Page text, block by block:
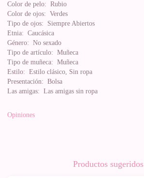
Color de pelo: Rubio
Color de ojos: Verdes
Tipo de ojos: Siempre Abiertos
Etnia: Caucásica
Género: No sexado
Tipo de artículo: Muñeca
Tipo de muñeca: Muñeca
Estilo: Estilo clásico, Sin ropa
Presentación: Bolsa
Las amigas: Las amigas sin ropa
Opiniones
Productos sugeridos